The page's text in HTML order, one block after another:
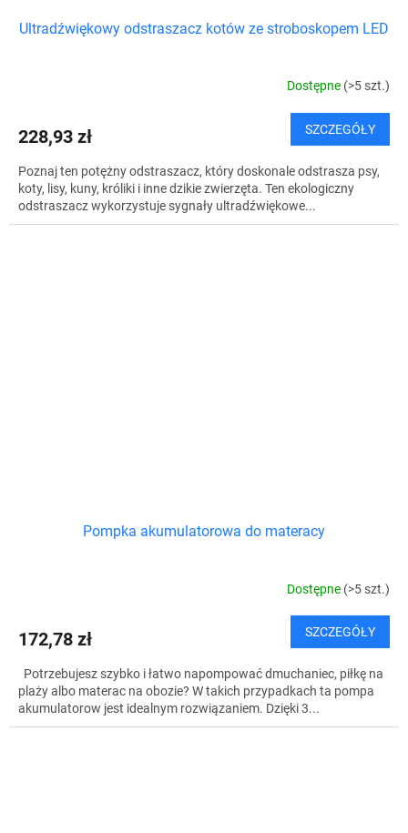
Ultradźwiękowy odstraszacz kotów ze stroboskopem LED
Dostępne (>5 szt.)
228,93 zł SZCZEGÓŁY
Poznaj ten potężny odstraszacz, który doskonale odstrasza psy,
koty, lisy, kuny, króliki i inne dzikie zwierzęta. Ten ekologiczny
odstraszacz wykorzystuje sygnały ultradźwiękowe...
Pompka akumulatorowa do materacy
Dostępne (>5 szt.)
172,78 zł SZCZEGÓŁY
Potrzebujesz szybko i łatwo napompować dmuchaniec, piłkę na
plaży albo materac na obozie? W takich przypadkach ta pompa
akumulatorow jest idealnym rozwiązaniem. Dzięki 3...